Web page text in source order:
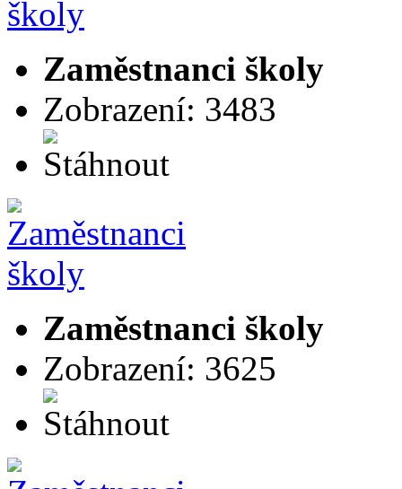
Zaměstnanci školy
Zobrazení: 3483
Zaměstnanci školy
Zobrazení: 3625